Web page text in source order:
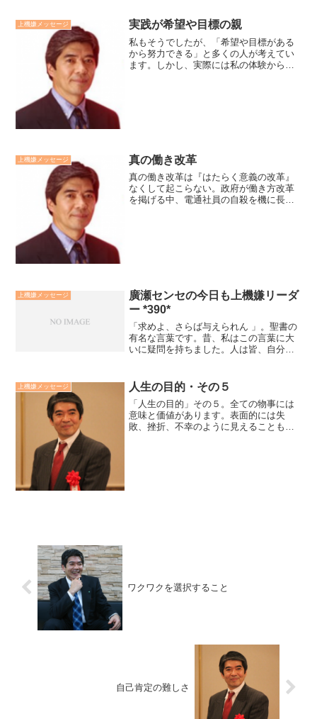
上機嫌メッセージ 実践が希望や目標の親
私もそうでしたが、「希望や目標がある
から努力できる」と多くの人が考えてい
ます。しかし、実際には私の体験から言
上機嫌メッセージ 真の働き改革
真の働き改革は『はたらく意義の改革』
なくして起こらない。政府が働き方改革
を掲げる中、電通社員の自殺を機に長時
上機嫌メッセージ
廣瀬センセの今日も上機嫌リーダ
ー *390*
「求めよ、さらば与えられん 」。聖書の
有名な言葉です。昔、私はこの言葉に大
いに疑問を持ちました。人は皆、自分ら
本当でした」。求めるものが手に入らな
いとしたら、求める相手を...
上機嫌メッセージ 人生の目的・その５
「人生の目的」その５。全ての物事には
意味と価値があります。表面的には失
敗、挫折、不幸のように見えることも、
ワクワクを選択すること
自己肯定の難しさ